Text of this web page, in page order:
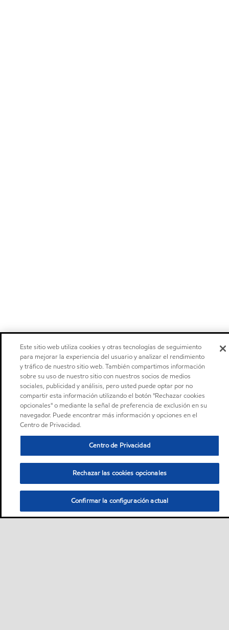
Este sitio web utiliza cookies y otras tecnologías de seguimiento
para mejorar la experiencia del usuario y analizar el rendimiento
y tráfico de nuestro sitio web. También compartimos información
sobre su uso de nuestro sitio con nuestros socios de medios
sociales, publicidad y análisis, pero usted puede optar por no
compartir esta información utilizando el botón "Rechazar cookies
opcionales" o mediante la señal de preferencia de exclusión en su
navegador. Puede encontrar más información y opciones en el
Centro de Privacidad.
Centro de Privacidad
Rechazar las cookies opcionales
Confirmar la configuración actual